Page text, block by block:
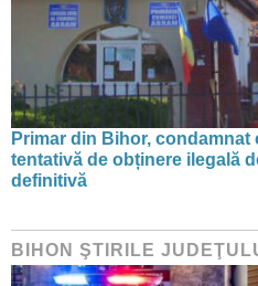
Primar din Bihor,
tentativă de obținere ilegală
definitivă
BIHON ŞTIRILE